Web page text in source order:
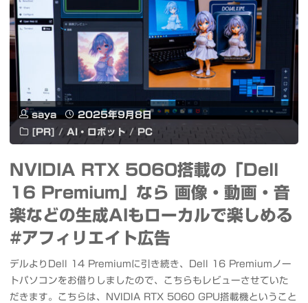
た
デ
ル
ア
ン
バ
サ
ー
既
月
食
を
タ
ム
プ
ス
撮
saya
2025年9月8日
[PR] / AI・ロボット / PC
NVIDIA RTX 5060搭載の「Dell
16 Premium」なら 画像・動画・音
楽などの生成AIもローカルで楽しめる
#アフィリエイト広告
デルよりDell 14 Premiumに引き続き、Dell 16 Premiumノー
トパソコンをお借りしましたので、こちらもレビューさせていた
だきます。こちらは、NVIDIA RTX 5060 GPU搭載機ということ